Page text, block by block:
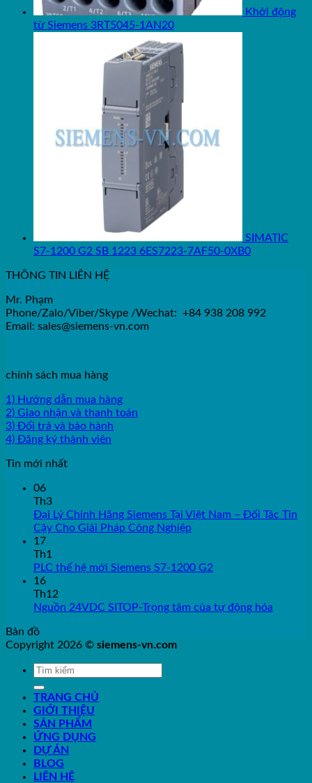
Khởi động
từ Siemens 3RT5045-1AN20
SIMATIC
S7-1200 G2 SB 1223 6ES7223-7AF50-0XB0
THÔNG TIN LIÊN HỆ
Mr. Phạm
Phone/Zalo/Viber/Skype /Wechat: +84 938 208 992
Email: sales@siemens-vn.com
chính sách mua hàng
1) Hướng dẫn mua hàng
2) Giao nhận và thanh toán
3) Đổi trả và bảo hành
4) Đăng ký thành viên
Tin mới nhất
06
Th3
Đại Lý Chính Hãng Siemens Tại Việt Nam – Đối Tác Tin
Cậy Cho Giải Pháp Công Nghiệp
17
Th1
PLC thế hệ mới Siemens S7-1200 G2
16
Th12
Nguồn 24VDC SITOP-Trọng tâm của tự động hóa
Bản đồ
Copyright 2026 © siemens-vn.com
TRANG CHỦ
GIỚI THIỆU
SẢN PHẨM
ỨNG DỤNG
DỰ ÁN
BLOG
LIÊN HỆ